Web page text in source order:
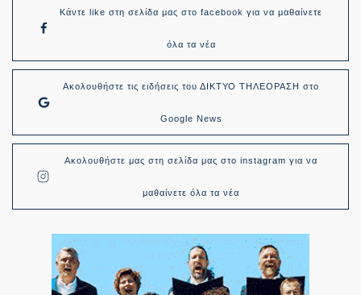
Κάντε like στη σελίδα μας στο facebook για να μαθαίνετε
όλα τα νέα
Ακολουθήστε τις ειδήσεις του ΔΙΚΤΥΟ ΤΗΛΕΟΡΑΣΗ στο
Google News
Ακολουθήστε μας στη σελίδα μας στο instagram για να
μαθαίνετε όλα τα νέα